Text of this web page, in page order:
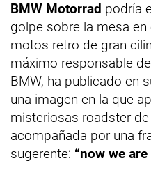
BMW Motorrad podría
golpe sobre la mesa
motos retro de gran
máximo responsable
BMW, ha publicado en
una imagen en la que
misteriosas roadster
acompañada por una
sugerente: “now we